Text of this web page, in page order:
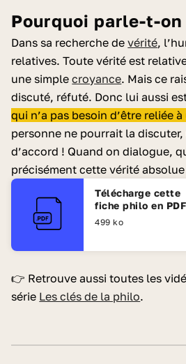
Pourquoi parle-t-
Dans sa recherche devérité,
relatives. Toute vérité est
une simplecroyance. Mais ce
discuté, réfuté. Donc lui aussi
qui n’a pas besoin d’être reliée
personne ne pourrait la
d’accord ! Quand on dialogue,
précisément cette vérité absolue
Télécharge cette
fiche philo en PDF
499 ko
👉 Retrouve aussi toutes les
série Les clés de la philo.